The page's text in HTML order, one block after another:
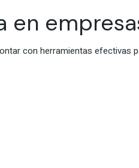
en
con herramientas efectivas